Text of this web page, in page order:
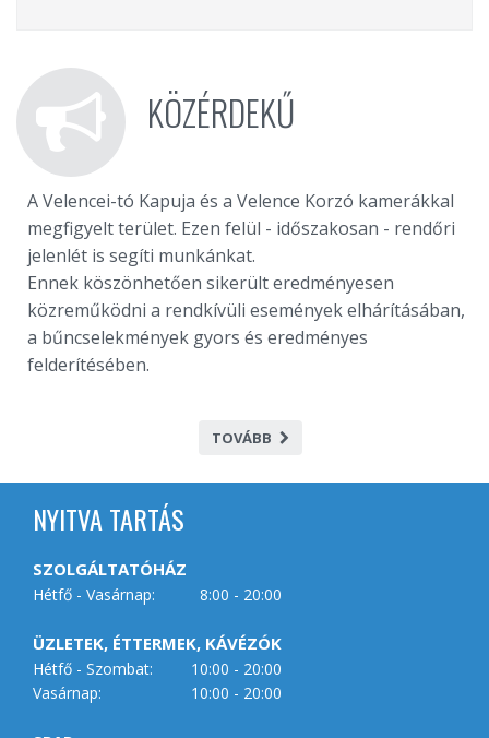
KÖZÉRDEKŰ
A Velencei-tó Kapuja és a Velence Korzó kamerákkal
megfigyelt terület. Ezen felül - időszakosan - rendőri
jelenlét is segíti munkánkat.
Ennek köszönhetően sikerült eredményesen
közreműködni a rendkívüli események elhárításában,
a bűncselekmények gyors és eredményes
felderítésében.
TOVÁBB
NYITVA TARTÁS
SZOLGÁLTATÓHÁZ
Hétfő - Vasárnap: 8:00 - 20:00
ÜZLETEK, ÉTTERMEK, KÁVÉZÓK
Hétfő - Szombat:
10:00 - 20:00
Vasárnap:
10:00 - 20:00